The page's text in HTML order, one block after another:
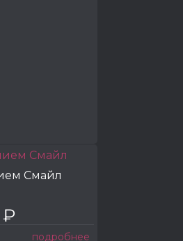
Смайл
₽
подробнее